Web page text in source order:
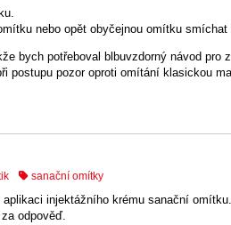
nebo opět obyčejnou omítku smíchat
bych potřeboval blbuvzdorný návod pro
postupu pozor oproti omítání klasickou
sanační omítky
aplikaci injektážního krému sanační
odpověď.